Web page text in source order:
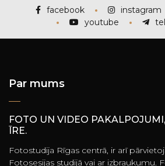
facebook instagram
youtube
Par mums
FOTO UN VIDEO
ĪRE.
Fotostudija Rīgas centrā, ir arī
Fotosesijas studijā vai ar izbraukumu.